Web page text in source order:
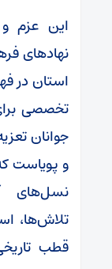
این عزم
نهادهای
استان در
تخصصی
جوانان
و پویاست
نسل‌های
تلاش‌ها،
قطب